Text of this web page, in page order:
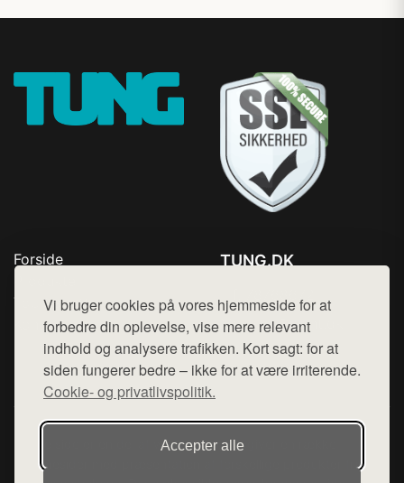
Vi bruger cookies på vores hjemmeside for at
forbedre din oplevelse, vise mere relevant
indhold og analysere trafikken. Kort sagt: for at
siden fungerer bedre – ikke for at være irriterende.
Cookie- og privatlivspolitik.
Accepter alle
Forside
Top Rabatter
Kontakt
TUNG.DK
Mail: hej@want.dk
Cookie- og privatlivspolitik
Denne side er en del af want.dk, der udgiver en række
hjemmesider med præsentation af forskellige produkter fra